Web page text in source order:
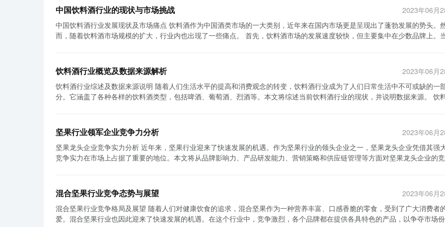
个重要策略。通过收购或兼并其他企业，可以快速扩大企业规模和市场份额，实现资源整合和提高经营效益。比如，娃哈哈集
过多次并购，如收购雅哈酒业和农夫山泉，不仅扩大了企业规模，还进一步完善了产品线和销售渠道。同样，伊利集团也通过
海氏集团和奶牛乳业等企业，进一步巩固了在饮料乳品市场的领先地位。 然而，中国饮料酒行业市场竞争及投资并购也面临一些挑
战。首先，行业内竞争白热化，企业利润空间受到压缩，投资并购的成本也相应增加。其次，政策环境和市场需求的变化也对
取一些策略以保持竞争力。首先，加大研发创新力度，推出符合消费者需求的新产品。通过不断改进产品配方、包装设计和营
略，提高产品的差异化竞争力，满足不同消费者群体的需求。其次，加强品牌建设和营销推广，树立企业良好的品牌形象和企业
值观。通过广告宣传、合作推广等方式提高品牌知名度和美誉度，提升消费者对产品的认可度。此外，加强质量控制和监管，提
产品质量和安全性，确保消费者放心购买。 综上所述，中国饮料酒行业市场竞争激烈，投资并购成为企业扩大规模和提高竞争力的
中国饮料酒行业的现状与市场挑战
2023年06月
中国饮料酒行业发展现状及市场痛点 饮料酒作为中国酒类市场的一大类别，近年来在国内市场更是呈现出了蓬勃发展的势头。然
而，随着饮料酒市场规模的扩大，行业内也出现了一些痛点。 首先，饮料酒市场的发展速度较快，但主要集中在少数品牌上。当
产品同质化严重的问题。当前，国内饮料酒市场上同一种类型的产品种类繁多，但品牌之间的差异化并不明显。无论是口味、
还是品牌形象，大多数产品都缺乏独特的特点，消费者难以辨别其优势。这使得企业之间的竞争转向了价格优势的角逐，导致
内价格战不断，盈利能力相对较低。 再次，饮料酒的消费群体相对狭窄。与传统白酒相比，饮料酒更多地受到年轻人的青睐。年轻
人对于口味的要求更加细腻，对于品牌的忠诚度也相对较低，这使得饮料酒市场的消费群体相对有限。与此同时，随着国内人
产品无需按照国家规定进行生产许可。这就导致了市场上一些低端产品质量难以监管，存在安全隐患。加强对饮料酒市场的监
提高产品质量是当前饮料酒行业面临的重要任务。 鉴于以上现状和市场痛点，饮料酒行业有必要采取一系列措施来促进其健康发
展。首先，企业应该加大品牌建设和创新力度，通过提高产品的独特性和差异化来吸引消费者，并建立起忠诚度较高的消费群
其次，加强行业协会和政府监管部门的合作，完善对饮料酒市场的监管，加强对产品质量和安全的把控。同时，饮料酒企业也
饮料酒行业概览及数据来源解析
2023年06月
饮料酒行业综述及数据来源说明 随着人们生活水平的提高和消费观念的转变，饮料酒行业成为了人们日常生活中不可或缺的一部
分。它涵盖了各种各样的饮料酒类型，包括啤酒、葡萄酒、烈酒等。本文将综述当前饮料酒行业的现状，并说明数据来源。 饮料酒
美元。这显示了饮料酒行业的潜力和长期发展趋势。 然而，饮料酒市场呈现出分化的趋势。市场调查公司Mintel的一项研究显示，
消费者对于健康和有机产品的需求增加，导致了饮料酒市场内高度竞争的两个极端：低度酒和高度酒。 低度酒是指酒精浓度较低、
卡路里较低的饮料酒，如轻酒、薄荷酒等。这类产品因为其低卡路里、健康等特点而受到越来越多消费者的青睐。市场数据显
低度酒市场在过去几年保持了稳定增长的态势。 与之相反，高度酒市场也在不断扩大。高度酒是指酒精浓度较高的饮料酒，如威士
International、Mintel、国际酒精饮料组织（International Alliance for Responsible Drinking）等。这些数据报告是通过对市场
研、消费者调查和企业调查等方式获得的，具有较高的可信度。 此外，互联网上的大数据也为饮料酒行业数据的收集和分析提供了
更多可能。通过搜索引擎、社交媒体、电商平台等渠道，可以获得用户喜好、消费习惯等相关数据。这些大数据提供了更为全
实时的市场见解，帮助企业更好地了解市场需求和优化产品策略。 综上所述，饮料酒行业在全球范围内正呈现出快速增长的趋势，
坚果行业领军企业竞争力分析
2023年06月
坚果龙头企业竞争实力分析 近年来，坚果行业迎来了快速发展的机遇。作为坚果行业的领头企业之一，坚果龙头企业凭借其强大的
竞争实力在市场上占据了重要的地位。本文将从品牌影响力、产品研发能力、营销策略和供应链管理等方面对坚果龙头企业的
资金进行广告宣传和赞助活动，提高品牌知名度和美誉度。这种品牌影响力的持续积累使得这些企业在市场竞争中具备了一定
争优势。 其次，坚果龙头企业在产品研发能力方面的投入也是其竞争力的关键。这些企业注重科技创新和产品迭代，不断推出具有
高附加值和差异化的产品。他们拥有专业的研发团队，借助先进的生产设备和工艺，不断提升产品的质量和技术含量。而且，
企业积极与国内外的科研机构和高校进行合作，在研发过程中往往能够获得最新的科技成果。这种强大的产品研发能力使得这
混合坚果行业竞争态势与展望
2023年06月
混合坚果行业竞争格局及展望 随着人们对健康饮食的追求，混合坚果作为一种营养丰富、口感香脆的零食，受到了广大消费者的喜
爱。混合坚果行业也因此迎来了快速发展的机遇。在这个行业中，竞争激烈，各个品牌都在提供各具特色的产品，以争夺市场份